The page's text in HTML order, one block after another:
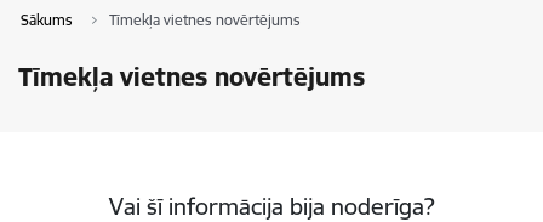
Sākums Tīmekļa vietnes novērtējums
Tīmekļa vietnes novērtējums
Vai šī informācija bija noderīga?